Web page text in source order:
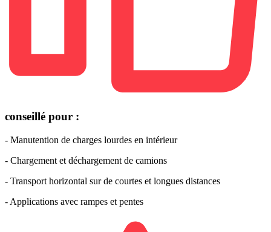
conseillé pour :
- Manutention de charges lourdes en intérieur
- Chargement et déchargement de camions
- Transport horizontal sur de courtes et longues distances
- Applications avec rampes et pentes